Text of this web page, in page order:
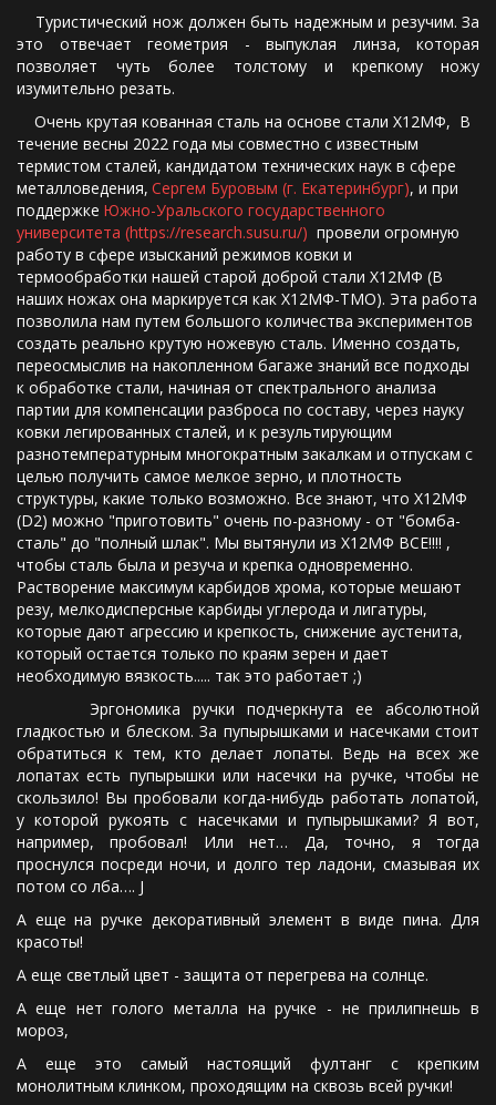
Туристический нож должен быть надежным и резучим. За
это отвечает геометрия - выпуклая линза, которая
позволяет чуть более толстому и крепкому ножу
изумительно резать.
Очень крутая кованная сталь на основе стали Х12МФ,  В
течение весны 2022 года мы совместно с известным
термистом сталей, кандидатом технических наук в сфере
металловедения, Сергем Буровым (г. Екатеринбург), и при
поддержке Южно-Уральского государственного
университета (https://research.susu.ru/) провели огромную
работу в сфере изысканий режимов ковки и
термообработки нашей старой доброй стали Х12МФ (В
наших ножах она маркируется как Х12МФ-ТМО). Эта работа
позволила нам путем большого количества экспериментов
создать реально крутую ножевую сталь. Именно создать,
переосмыслив на накопленном багаже знаний все подходы
к обработке стали, начиная от спектрального анализа
партии для компенсации разброса по составу, через науку
ковки легированных сталей, и к результирующим
разнотемпературным многократным закалкам и отпускам с
целью получить самое мелкое зерно, и плотность
структуры, какие только возможно. Все знают, что Х12МФ
(D2) можно "приготовить" очень по-разному - от "бомба-
сталь" до "полный шлак". Мы вытянули из Х12МФ ВСЕ!!!! ,
чтобы сталь была и резуча и крепка одновременно.
Растворение максимум карбидов хрома, которые мешают
резу, мелкодисперсные карбиды углерода и лигатуры,
которые дают агрессию и крепкость, снижение аустенита,
который остается только по краям зерен и дает
необходимую вязкость..... так это работает ;)
Эргономика ручки подчеркнута ее абсолютной
гладкостью и блеском. За пупырышками и насечками стоит
обратиться к тем, кто делает лопаты. Ведь на всех же
лопатах есть пупырышки или насечки на ручке, чтобы не
скользило! Вы пробовали когда-нибудь работать лопатой,
у которой рукоять с насечками и пупырышками? Я вот,
например, пробовал! Или нет… Да, точно, я тогда
проснулся посреди ночи, и долго тер ладони, смазывая их
потом со лба…. J
А еще на ручке декоративный элемент в виде пина. Для
красоты!
А еще светлый цвет - защита от перегрева на солнце.
А еще нет голого металла на ручке - не прилипнешь в
мороз,
А еще это самый настоящий фултанг с крепким
монолитным клинком, проходящим на сквозь всей ручки!